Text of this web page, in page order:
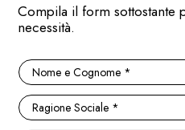
Compila il form sottostante
necessità.